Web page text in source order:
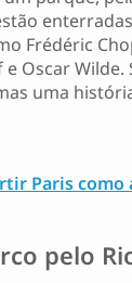
Frédéric
Oscar Wilde.
uma
Paris como
pelo